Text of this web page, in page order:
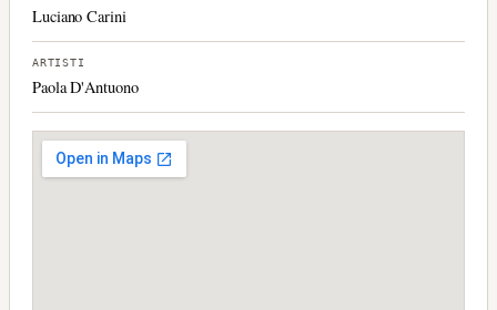
Luciano Carini
ARTISTI
Paola D'Antuono